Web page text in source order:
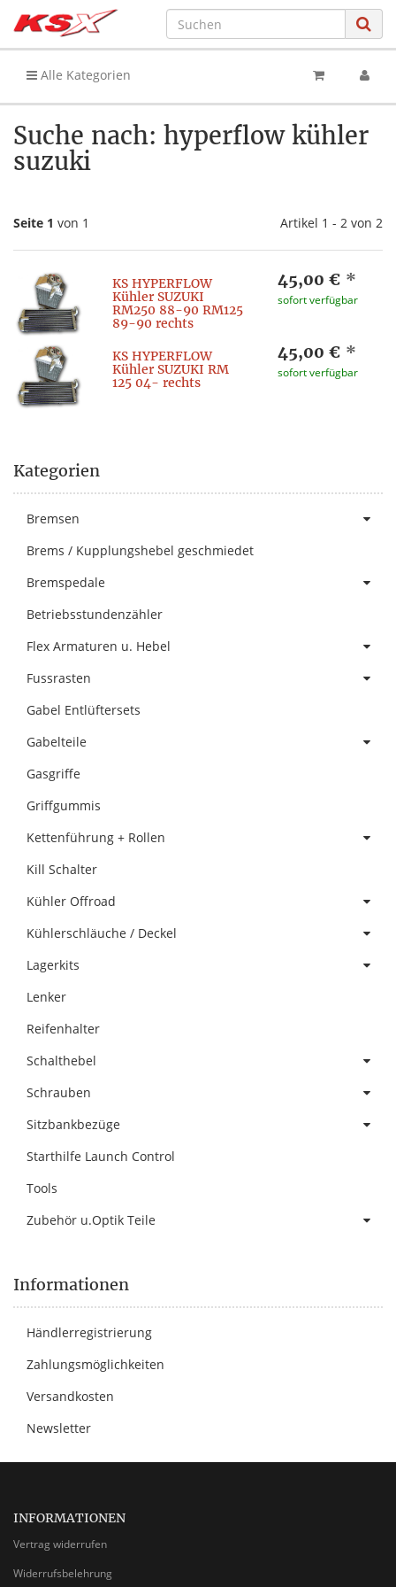
Alle Kategorien
Suche nach: hyperflow kühler
suzuki
Seite 1 von 1 Artikel 1 - 2 von 2
KS HYPERFLOW
Kühler SUZUKI
RM250 88-90 RM125
89-90 rechts
45,00 € *
sofort verfügbar
KS HYPERFLOW
Kühler SUZUKI RM
125 04- rechts
45,00 € *
sofort verfügbar
Kategorien
Bremsen
Brems / Kupplungshebel geschmiedet
Bremspedale
Betriebsstundenzähler
Flex Armaturen u. Hebel
Fussrasten
Gabel Entlüftersets
Gabelteile
Gasgriffe
Griffgummis
Kettenführung + Rollen
Kill Schalter
Kühler Offroad
Kühlerschläuche / Deckel
Lagerkits
Lenker
Reifenhalter
Schalthebel
Schrauben
Sitzbankbezüge
Starthilfe Launch Control
Tools
Zubehör u.Optik Teile
Informationen
Händlerregistrierung
Zahlungsmöglichkeiten
Versandkosten
Newsletter
INFORMATIONEN
Vertrag widerrufen
Widerrufsbelehrung